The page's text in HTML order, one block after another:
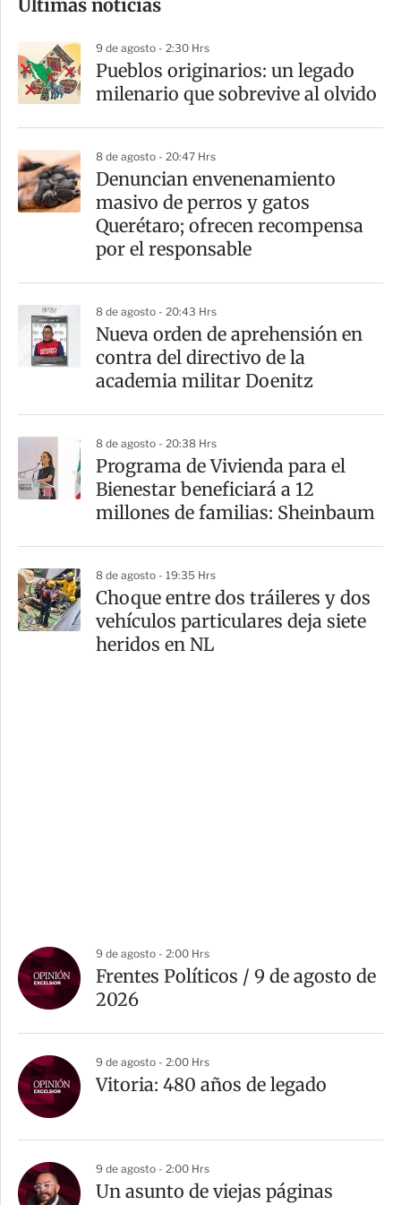
m
a
r
t
r
Últimas noticias
9 de agosto - 2:30 Hrs
Pueblos originarios: un legado
milenario que sobrevive al olvido
8 de agosto - 20:47 Hrs
Denuncian envenenamiento
masivo de perros y gatos
Querétaro; ofrecen recompensa
por el responsable
8 de agosto - 20:43 Hrs
Nueva orden de aprehensión en
contra del directivo de la
academia militar Doenitz
8 de agosto - 20:38 Hrs
Programa de Vivienda para el
Bienestar beneficiará a 12
millones de familias: Sheinbaum
8 de agosto - 19:35 Hrs
Choque entre dos tráileres y dos
vehículos particulares deja siete
heridos en NL
9 de agosto - 2:00 Hrs
Frentes Políticos / 9 de agosto de
2026
9 de agosto - 2:00 Hrs
Vitoria: 480 años de legado
9 de agosto - 2:00 Hrs
Un asunto de viejas páginas